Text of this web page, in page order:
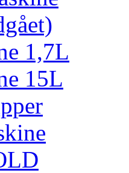
1,7L
15L